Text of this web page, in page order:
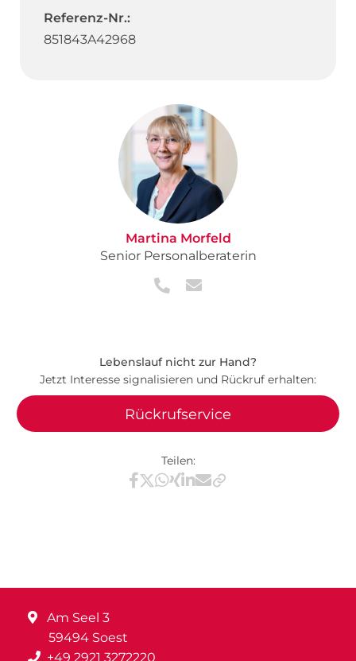
Referenz-Nr.:
851843A42968
Martina Morfeld
Senior Personalberaterin
Lebenslauf nicht zur Hand?
Jetzt Interesse signalisieren und Rückruf erhalten:
Rückrufservice
Teilen:
Teilen via Facebook
Teilen via X / Twitter
Teilen via WhatsApp
Teilen via Xing
Teilen via LinkedIn
Teilen via E-Mail
Am Seel 3
59494 Soest
+49 2921 3272220